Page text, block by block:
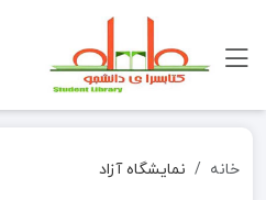
خانه نمایشگاه آزاد